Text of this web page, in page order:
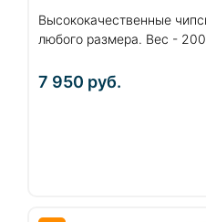
Высококачественные
любого размера. Вес -
7 950 руб.